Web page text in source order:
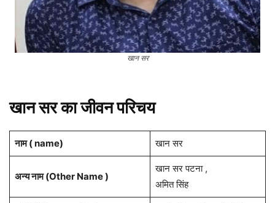
खान सर
खान सर का जीवन परिचय
नाम ( name) खान सर
अन्य नाम (Other Name )
खान सर पटना ,
अमित सिंह